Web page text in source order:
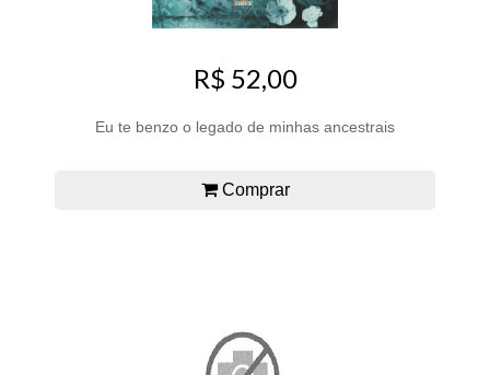
R$ 52,00
Eu te benzo o legado de minhas ancestrais
Comprar